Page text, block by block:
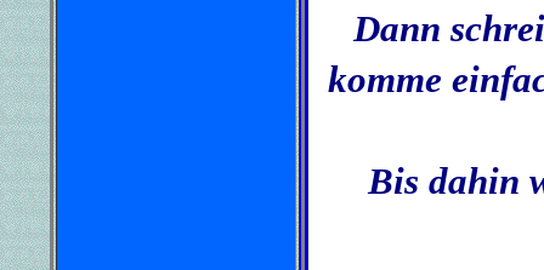
Dann
komme
Bis dahin